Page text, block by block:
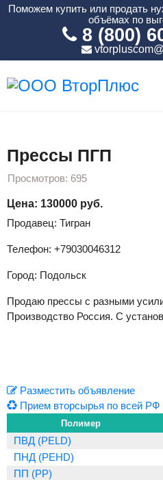
Поможем купить или продать
объёмах по
8 (800)
Прессы ПГП
Просмотров: 695
Цена: 130000 руб.
Продавец: Тигран
Телефон: +79030046312
Город: Подольск
Продаю прессы с разными
Производство Россия. С
Разместить объявление
Прием вторсырья по всей РФ
Полимер
ПВД (PELD)
ПНД (PEHD)
ПП (PP)